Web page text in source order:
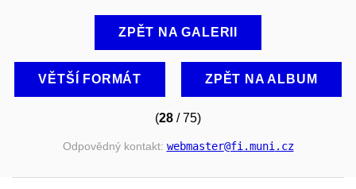
ZPĚT NA GALERII
VĚTŠÍ FORMÁT ZPĚT NA ALBUM
(28 / 75)
Odpovědný kontakt: webmaster@fi .muni .cz